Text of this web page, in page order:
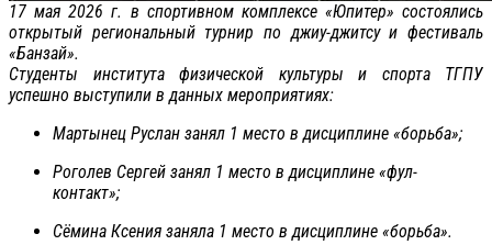
17 мая 2026 г. в спортивном комплексе «Юпитер» состоялись
открытый региональный турнир по джиу-джитсу и фестиваль
«Банзай».
Студенты института физической культуры и спорта ТГПУ
успешно выступили в данных мероприятиях:
Мартынец Руслан занял 1 место в дисциплине «борьба»;
Роголев Сергей занял 1 место в дисциплине «фул-
контакт»;
Сёмина Ксения заняла 1 место в дисциплине «борьба».